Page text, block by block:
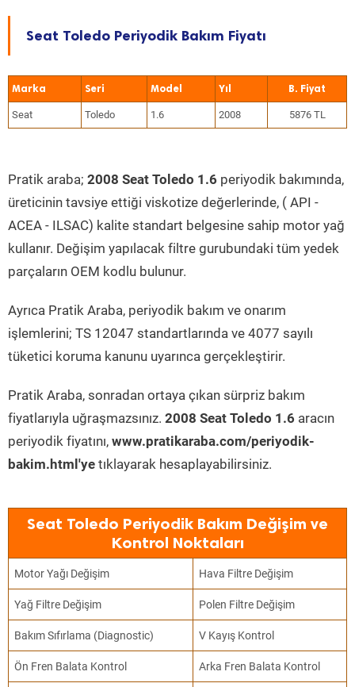
Seat Toledo Periyodik Bakım Fiyatı
Marka Seri Model Yıl
Seat Toledo 1.6 2008 5876 TL
Pratik araba; 2008 Seat Toledo 1.6 periyodik bakımında,
üreticinin tavsiye ettiği viskotize değerlerinde, ( API -
ACEA - ILSAC) kalite standart belgesine sahip motor yağ
kullanır. Değişim yapılacak filtre gurubundaki tüm yedek
parçaların OEM kodlu bulunur.
Ayrıca Pratik Araba, periyodik bakım ve onarım
işlemlerini; TS 12047 standartlarında ve 4077 sayılı
tüketici koruma kanunu uyarınca gerçekleştirir.
Pratik Araba, sonradan ortaya çıkan sürpriz bakım
fiyatlarıyla uğraşmazsınız. 2008 Seat Toledo 1.6 aracın
periyodik fiyatını, www.pratikaraba.com/periyodik-
bakim.html'ye tıklayarak hesaplayabilirsiniz.
Seat Toledo Periyodik Bakım Değişim ve
Kontrol Noktaları
Motor Yağı Değişim Hava Filtre Değişim
Yağ Filtre Değişim Polen Filtre Değişim
Bakım Sıfırlama (Diagnostic) V Kayış Kontrol
Ön Fren Balata Kontrol Arka Fren Balata Kontrol